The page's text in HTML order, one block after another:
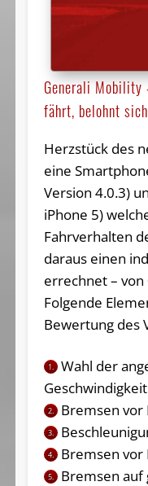
Generali Mobility
fährt, belohnt
Herzstück des
eine
Version 4.0.3)
iPhone 5)
Fahrverhalten
daraus einen
errechnet –
Folgende
Bewertung des
1.
Wahl der
Geschwindigkeit
2. Bremsen
3.
4. Bremsen vor
5. Bremsen auf